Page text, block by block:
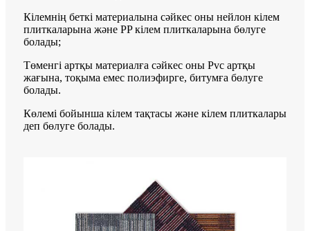
Кілемнің беткі материалына сәйкес оны нейлон кілем
плиткаларына және PP кілем плиткаларына бөлуге
болады;
Төменгі артқы материалға сәйкес оны Pvc артқы
жағына, тоқыма емес полиэфирге, битумға бөлуге
болады.
Көлемі бойынша кілем тақтасы және кілем плиткалары
деп бөлуге болады.